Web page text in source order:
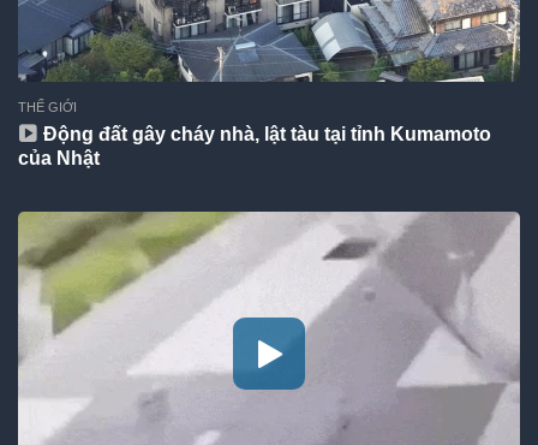
THẾ GIỚI
Động đất gây cháy nhà, lật tàu tại tỉnh Kumamoto
của Nhật